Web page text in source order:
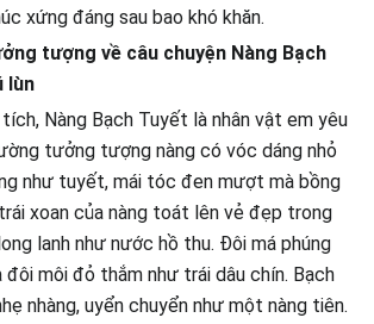
xứng đáng sau bao khó khăn.
tượng về câu chuyện Nàng Bạch
lùn
Nàng Bạch Tuyết là nhân vật em yêu
tưởng tượng nàng có vóc dáng nhỏ
như tuyết, mái tóc đen mượt mà bồng
xoan của nàng toát lên vẻ đẹp trong
lanh như nước hồ thu. Đôi má phúng
đôi môi đỏ thắm như trái dâu chín. Bạch
nhàng, uyển chuyển như một nàng tiên.